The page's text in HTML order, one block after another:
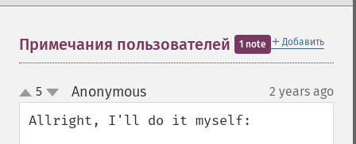
＋ Добавить
Примечания пользователей 1 note
up
down
5 Anonymous¶ 2 years ago
Allright, I'll do it myself: